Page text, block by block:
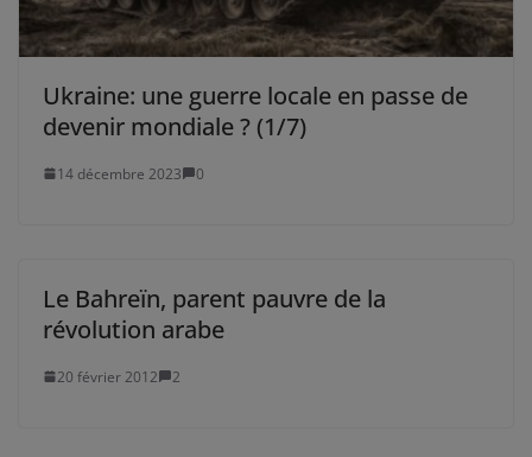
Ukraine: une guerre locale en passe de
devenir mondiale ? (1/7)
14 décembre 2023 0
Le Bahreïn, parent pauvre de la
révolution arabe
20 février 2012 2